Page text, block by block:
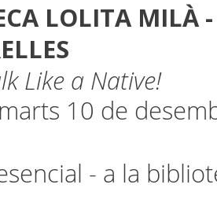
LOLITA MILÀ
Like a Native!
10 de
- a la